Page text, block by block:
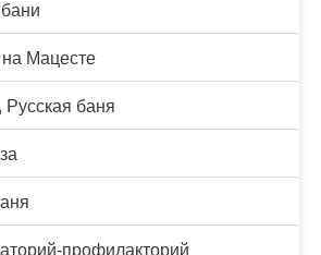
на Мацесте
Русская баня
профилакторий